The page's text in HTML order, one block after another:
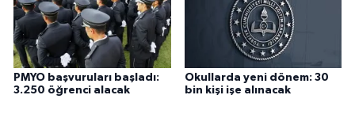
PMYO başvuruları başladı:
3.250 öğrenci alacak
Okullarda yeni dönem: 30
bin kişi işe alınacak